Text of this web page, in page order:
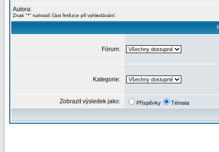
Autora:
Znak "*" nahradí část řetězce při vyhledávání
Fórum:
Kategorie:
Zobrazit výsledek jako: Příspěvky Témata